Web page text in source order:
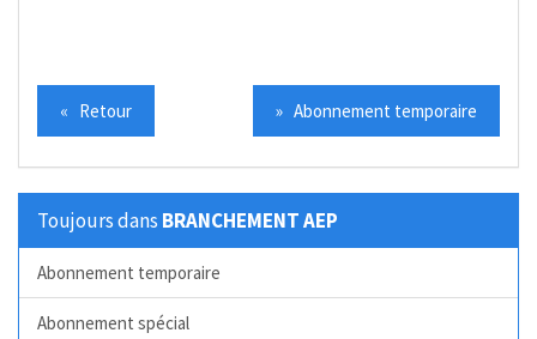
« Retour » Abonnement temporaire
Toujours dans BRANCHEMENT AEP
Abonnement temporaire
Abonnement spécial